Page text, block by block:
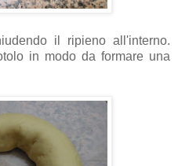
il ripieno all'interno.
in modo da formare una